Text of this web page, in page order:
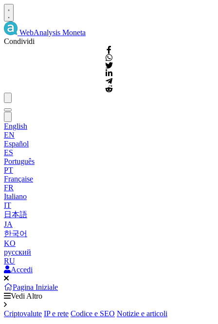
WebAnalysis Moneta
Condividi
English
EN
Español
ES
Português
PT
Française
FR
Italiano
IT
日本語
JA
한국어
KO
русский
RU
Accedi
Pagina Iniziale
Vedi Altro
Criptovalute IP e rete Codice e SEO Notizie e articoli